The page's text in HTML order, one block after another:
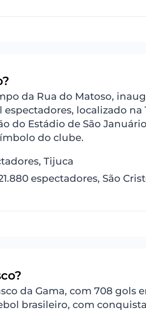
da Rua do Matoso,
localizado na
do Estádio de São
do clube.
Tijuca
espectadores, São
da Gama, com 708 gols
brasileiro, com